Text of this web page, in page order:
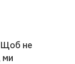
не
ми